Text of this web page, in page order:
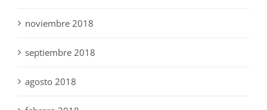
noviembre 2018
septiembre 2018
agosto 2018